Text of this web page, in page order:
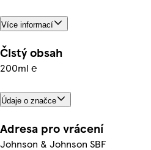
Více informací
Čistý obsah
200ml ℮
Údaje o značce
Adresa pro vrácení
Johnson & Johnson SBF